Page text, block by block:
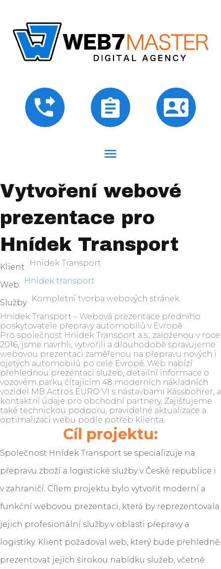
Vytvoření webové
prezentace pro
Hnídek Transport
Klient Hnídek Transport
Web Hnídek transport
Služby
Kompletní tvorba webových stránek
Hnídek Transport – Webová prezentace předního
poskytovatele přepravy automobilů v Evropě
Pro společnost Hnídek Transport a.s., založenou v roce
2016, jsme navrhli, vytvořili a dlouhodobě spravujeme
webovou prezentaci zaměřenou na přepravu nových i
ojetých automobilů po celé Evropě. Web nabízí
přehlednou prezentaci služeb, detailní informace o
vozovém parku čítajícím 48 moderních nákladních
vozidel MB Actros EURO VI s nástavbami Kässbohrer, a
kontaktní údaje pro obchodní partnery. Zajišťujeme
také technickou podporu, pravidelné aktualizace a
optimalizaci webu podle potřeb klienta.
Cíl projektu:
Společnost Hnídek Transport se specializuje na
přepravu zboží a logistické služby v České republice i
v zahraničí. Cílem projektu bylo vytvořit moderní a
funkční webovou prezentaci, která by reprezentovala
jejich profesionální služby v oblasti přepravy a
logistiky. Klient požadoval web, který bude přehledně
prezentovat jejich širokou nabídku služeb, včetně